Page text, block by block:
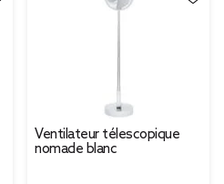
Ventilateur télescopique
nomade blanc